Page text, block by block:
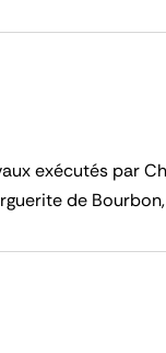
exécutés par
de